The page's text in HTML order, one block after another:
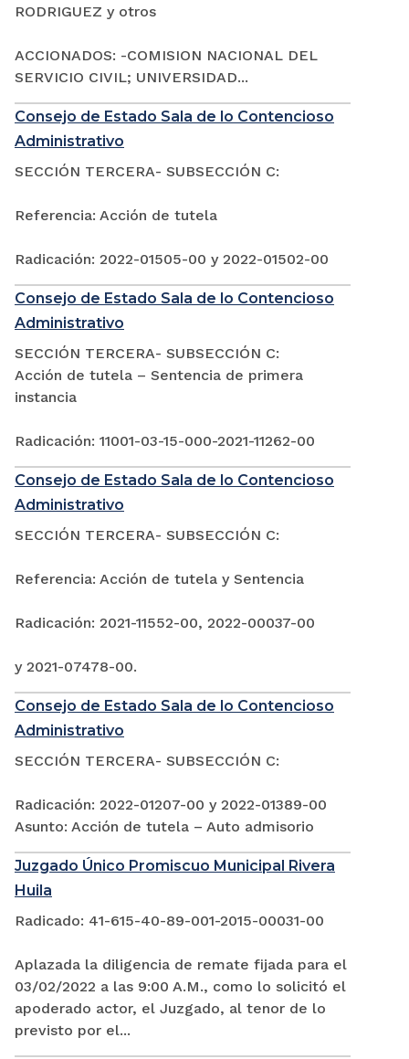
RODRIGUEZ y otros
ACCIONADOS: -COMISION NACIONAL DEL
SERVICIO CIVIL; UNIVERSIDAD...
Consejo de Estado Sala de lo Contencioso
Administrativo
SECCIÓN TERCERA- SUBSECCIÓN C:
Referencia: Acción de tutela
Radicación: 2022-01505-00 y 2022-01502-00
Consejo de Estado Sala de lo Contencioso
Administrativo
SECCIÓN TERCERA- SUBSECCIÓN C:
Acción de tutela – Sentencia de primera
instancia
Radicación: 11001-03-15-000-2021-11262-00
Consejo de Estado Sala de lo Contencioso
Administrativo
SECCIÓN TERCERA- SUBSECCIÓN C:
Referencia: Acción de tutela y Sentencia
Radicación: 2021-11552-00, 2022-00037-00
y 2021-07478-00.
Consejo de Estado Sala de lo Contencioso
Administrativo
SECCIÓN TERCERA- SUBSECCIÓN C:
Radicación: 2022-01207-00 y 2022-01389-00
Asunto: Acción de tutela – Auto admisorio
Juzgado Único Promiscuo Municipal Rivera
Huila
Radicado: 41-615-40-89-001-2015-00031-00
Aplazada la diligencia de remate fijada para el
03/02/2022 a las 9:00 A.M., como lo solicitó el
apoderado actor, el Juzgado, al tenor de lo
previsto por el...